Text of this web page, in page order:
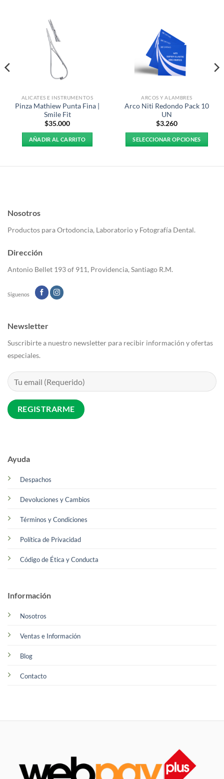
ALICATES E INSTRUMENTOS
Pinza Mathiew Punta Fina |
Smile Fit
$35.000
AÑADIR AL CARRITO
ARCOS Y ALAMBRES
Arco Niti Redondo Pack 10
UN
$3.260
SELECCIONAR OPCIONES
pueden
la
Nosotros
Productos para Ortodoncia, Laboratorio y Fotografía Dental.
Dirección
Antonio Bellet 193 of 911, Providencia, Santiago R.M.
Siguenos
Ayuda
Despachos
Devoluciones y Cambios
Términos y Condiciones
Política de Privacidad
Código de Ética y Conducta
Información
Nosotros
Ventas e Información
Blog
Contacto
Newsletter
Suscribirte a nuestro newsletter para recibir información y ofertas
especiales.